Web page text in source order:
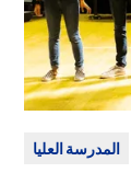
المدرسة العليا